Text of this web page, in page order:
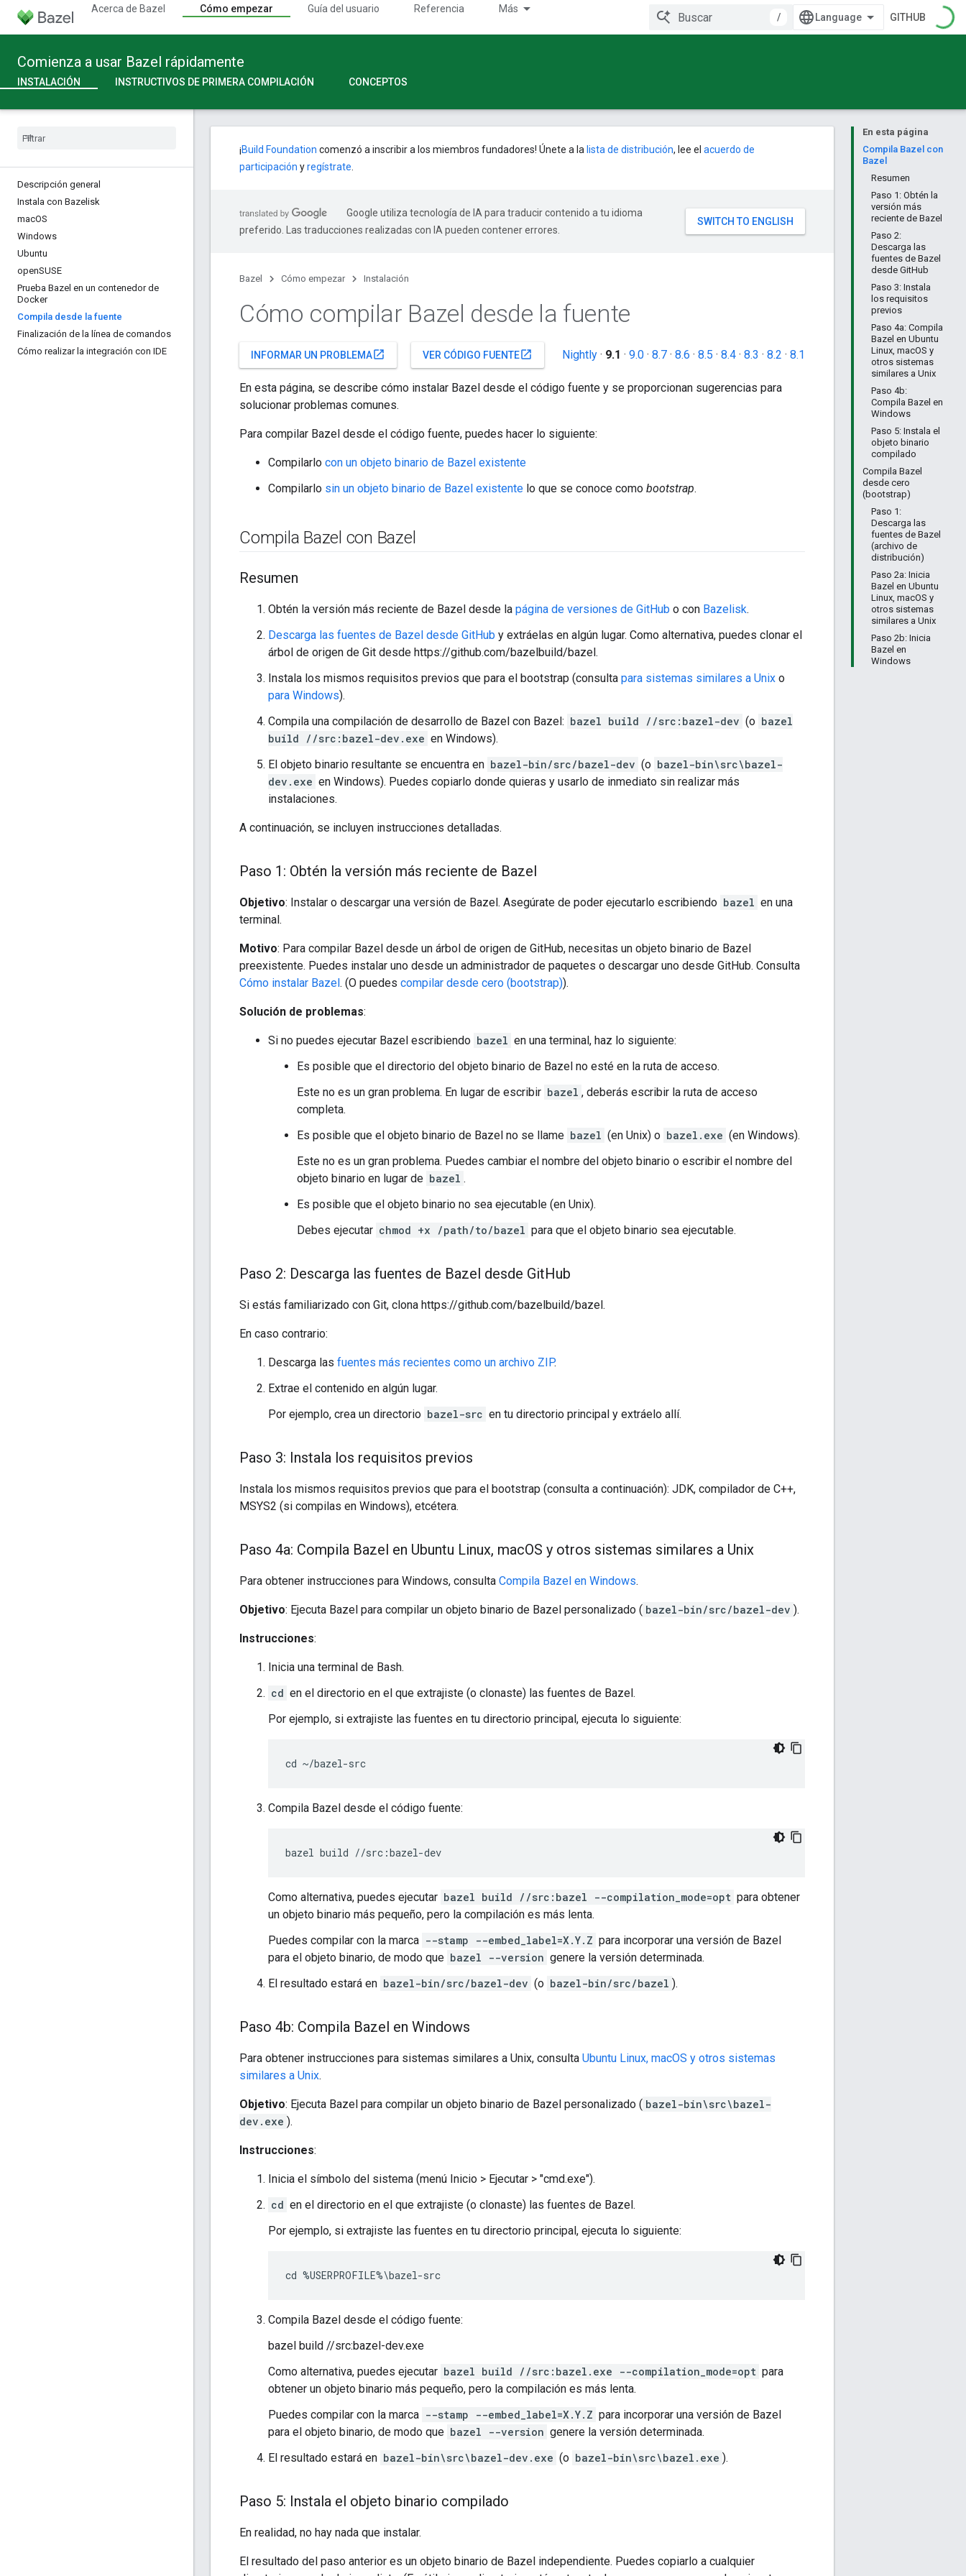
Acerca de Bazel Cómo empezar Guía del usuario Referencia Más
/ GITHUB
Comienza a usar Bazel rápidamente
INSTALACIÓN INSTRUCTIVOS DE PRIMERA COMPILACIÓN CONCEPTOS
Descripción general
Instala con Bazelisk
macOS
Windows
Ubuntu
openSUSE
Prueba Bazel en un contenedor de
Docker
Compila desde la fuente
Finalización de la línea de comandos
Cómo realizar la integración con IDE
En esta página
Compila Bazel con
Bazel
Resumen
Paso 1: Obtén la
versión más
reciente de Bazel
Paso 2:
Descarga las
fuentes de Bazel
desde GitHub
Paso 3: Instala
los requisitos
previos
Paso 4a: Compila
Bazel en Ubuntu
Linux, macOS y
otros sistemas
similares a Unix
Paso 4b:
Compila Bazel en
Windows
Paso 5: Instala el
objeto binario
compilado
Compila Bazel
desde cero
(bootstrap)
Paso 1:
Descarga las
fuentes de Bazel
(archivo de
distribución)
Paso 2a: Inicia
Bazel en Ubuntu
Linux, macOS y
otros sistemas
similares a Unix
Paso 2b: Inicia
Bazel en
Windows
¡Build Foundation comenzó a inscribir a los miembros fundadores! Únete a la lista de distribución, lee el acuerdo de
participación yregístrate
Google utiliza tecnología de IA para traducir contenido a tu idioma
preferido. Las traducciones realizadas con IA pueden contener errores.
Bazel Cómo empezar Instalación
Cómo compilar Bazel desde la fuente
INFORMAR UN PROBLEMAopen_in_new VER CÓDIGO FUENTEopen_in_new Nightly · 9.1 · 9.0 · 8.7 · 8.6 · 8.5 · 8.4 · 8.3 · 8.2 · 8.1
En esta página, se describe cómo instalar Bazel desde el código fuente y se proporcionan sugerencias para
solucionar problemas comunes.
Para compilar Bazel desde el código fuente, puedes hacer lo siguiente:
Compilarlo con un objeto binario de Bazel existente
Compilarlo sin un objeto binario de Bazel existente lo que se conoce como bootstrap.
Compila Bazel con Bazel
Resumen
Obtén la versión más reciente de Bazel desde la página de versiones de GitHub o con Bazelisk.
Descarga las fuentes de Bazel desde GitHub y extráelas en algún lugar. Como alternativa, puedes clonar el
árbol de origen de Git desde https://github.com/bazelbuild/bazel.
Instala los mismos requisitos previos que para el bootstrap (consulta para sistemas similares a Unix o
para Windows).
Compila una compilación de desarrollo de Bazel con Bazel: bazel build //src:bazel-dev (o bazel
build //src:bazel-dev.exe en Windows).
El objeto binario resultante se encuentra en bazel-bin/src/bazel-dev (o bazel-bin\src\bazel-
dev.exe en Windows). Puedes copiarlo donde quieras y usarlo de inmediato sin realizar más
instalaciones.
A continuación, se incluyen instrucciones detalladas.
Paso 1: Obtén la versión más reciente de Bazel
Objetivo: Instalar o descargar una versión de Bazel. Asegúrate de poder ejecutarlo escribiendo bazel en una
terminal.
Motivo: Para compilar Bazel desde un árbol de origen de GitHub, necesitas un objeto binario de Bazel
preexistente. Puedes instalar uno desde un administrador de paquetes o descargar uno desde GitHub. Consulta
Cómo instalar Bazel. (O puedes compilar desde cero (bootstrap)).
Solución de problemas:
Si no puedes ejecutar Bazel escribiendo bazel en una terminal, haz lo siguiente:
Es posible que el directorio del objeto binario de Bazel no esté en la ruta de acceso.
Este no es un gran problema. En lugar de escribir bazel , deberás escribir la ruta de acceso
completa.
Es posible que el objeto binario de Bazel no se llame bazel (en Unix) o bazel.exe (en Windows).
Este no es un gran problema. Puedes cambiar el nombre del objeto binario o escribir el nombre del
objeto binario en lugar de bazel .
Es posible que el objeto binario no sea ejecutable (en Unix).
Debes ejecutar chmod +x /path/to/bazel para que el objeto binario sea ejecutable.
Paso 2: Descarga las fuentes de Bazel desde GitHub
Si estás familiarizado con Git, clona https://github.com/bazelbuild/bazel.
En caso contrario:
Descarga las fuentes más recientes como un archivo ZIP.
Extrae el contenido en algún lugar.
Por ejemplo, crea un directorio bazel-src en tu directorio principal y extráelo allí.
Paso 3: Instala los requisitos previos
Instala los mismos requisitos previos que para el bootstrap (consulta a continuación): JDK, compilador de C++,
MSYS2 (si compilas en Windows), etcétera.
Paso 4a: Compila Bazel en Ubuntu Linux, macOS y otros sistemas similares a Unix
Para obtener instrucciones para Windows, consulta Compila Bazel en Windows.
Objetivo: Ejecuta Bazel para compilar un objeto binario de Bazel personalizado ( bazel-bin/src/bazel-dev ).
Instrucciones:
Inicia una terminal de Bash.
cd en el directorio en el que extrajiste (o clonaste) las fuentes de Bazel.
Por ejemplo, si extrajiste las fuentes en tu directorio principal, ejecuta lo siguiente:
Compila Bazel desde el código fuente:
Como alternativa, puedes ejecutar bazel build //src:bazel --compilation_mode=opt para obtener
un objeto binario más pequeño, pero la compilación es más lenta.
Puedes compilar con la marca --stamp --embed_label=X.Y.Z para incorporar una versión de Bazel
para el objeto binario, de modo que bazel --version genere la versión determinada.
El resultado estará en bazel-bin/src/bazel-dev (o bazel-bin/src/bazel ).
Paso 4b: Compila Bazel en Windows
Para obtener instrucciones para sistemas similares a Unix, consulta Ubuntu Linux, macOS y otros sistemas
similares a Unix.
Objetivo: Ejecuta Bazel para compilar un objeto binario de Bazel personalizado ( bazel-bin\src\bazel-
dev.exe ).
Instrucciones:
Inicia el símbolo del sistema (menú Inicio > Ejecutar > "cmd.exe").
cd en el directorio en el que extrajiste (o clonaste) las fuentes de Bazel.
Por ejemplo, si extrajiste las fuentes en tu directorio principal, ejecuta lo siguiente:
Compila Bazel desde el código fuente:
bazel build //src:bazel-dev.exe
Como alternativa, puedes ejecutar bazel build //src:bazel.exe --compilation_mode=opt para
obtener un objeto binario más pequeño, pero la compilación es más lenta.
Puedes compilar con la marca --stamp --embed_label=X.Y.Z para incorporar una versión de Bazel
para el objeto binario, de modo que bazel --version genere la versión determinada.
El resultado estará en bazel-bin\src\bazel-dev.exe (o bazel-bin\src\bazel.exe ).
Paso 5: Instala el objeto binario compilado
En realidad, no hay nada que instalar.
El resultado del paso anterior es un objeto binario de Bazel independiente. Puedes copiarlo a cualquier